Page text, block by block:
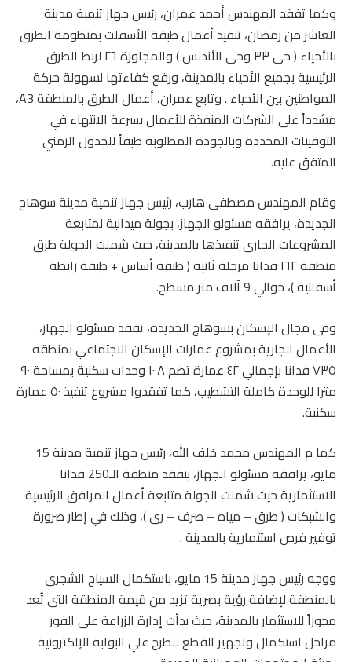
وكما تفقد المهندس أحمد عمران، رئيس جهاز تنمية مدينة
العاشر من رمضان، تنفيذ أعمال طبقة الأسفلت بمنظومة الطرق
بالأحياء ( حى ٣٣ وحى الأندلس ) والمجاورة ٢٦ لربط الطرق
الرئيسية بجميع الأحياء بالمدينة، ورفع كفاءتها لسهولة حركة
المواطنين بين الأحياء . ‏وتابع عمران، أعمال الطرق بالمنطقة A3،
مشدداً على الشركات المنفذة للأعمال بسرعة الانتهاء في
التوقيتات المحددة وبالجودة المطلوبة طبقاً للجدول الزمني
المتفق عليه.
وقام المهندس مصطفى هارب، رئيس جهاز تنمية مدينة سوهاج
الجديدة، يرافقه مسئولو الجهاز، بجولة ميدانية لمتابعة
المشروعات الجاري تنفيذها بالمدينة، حيث شملت الجولة طرق
منطقة ١٦٢ فدانا مرحلة ثانية ( طبقة أساس + طبقة رابطة
أسفلتية )، حوالي 9 آلاف متر مسطح.
وفى مجال الإسكان بسوهاج الجديدة، تفقد مسئولو الجهاز،
الأعمال الجارية بمشروع عمارات الإسكان الاجتماعي بمنطقه
٧٣٥ فدانا بإجمالي ٤٢ عمارة تضم ١٠٠٨ وحدات سكنية بمساحة ٩٠
مترا للوحدة كاملة التشطيب، كما تفقدوا مشروع تنفيذ ٥٠ عمارة
سكنية.
كما م المهندس محمد خلف الله، رئيس جهاز تنمية مدينة 15
مايو، يرافقه مسئولو الجهاز، بتفقد منطقة الـ250 فدانا
الاستثمارية حيث شملت الجولة متابعة أعمال المرافق الرئيسية
والشبكات ( طرق – مياه – صرف – رى )، وذلك في إطار ضرورة
توفير فرص استثمارية بالمدينة .
ووجه رئيس جهاز مدينة 15 مايو، باستكمال السياج الشجرى
بالمنطقة لإضافة رؤية بصرية تزيد من قيمة المنطقة التى تُعد
محوراً للاستثمار بالمدينة، حيث بدأت إدارة الزراعة على الفور
مراحل استكمال وتجهيز القطع للطرح علي البوابة الإلكترونية